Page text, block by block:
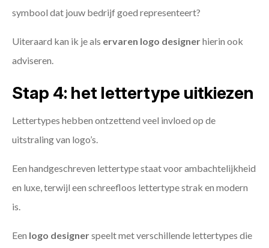
symbool dat jouw bedrijf goed representeert?
Uiteraard kan ik je als ervaren logo designerhierin ook
adviseren.
Stap 4: het lettertype uitkiezen
Lettertypes hebben ontzettend veel invloed op de
uitstraling van logo’s.
Een handgeschreven lettertype staat voor ambachtelijkheid
en luxe, terwijl een schreefloos lettertype strak en modern
is.
Een logo designerspeelt met verschillende lettertypes die